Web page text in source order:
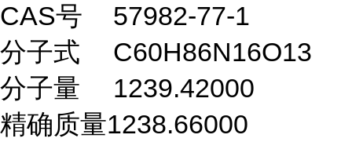
CAS号
57982-77-1
分子式
C60H86N16O13
分子量
1239.42000
精确质量1238.66000